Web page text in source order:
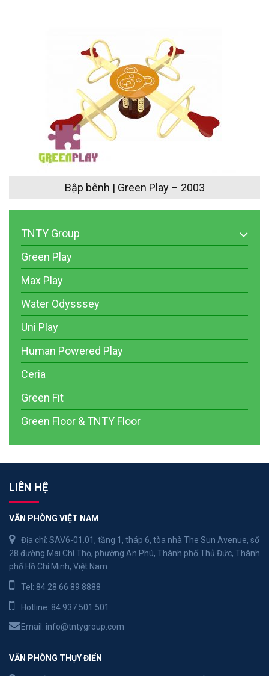
Bập bênh | Green Play – 2003
TNTY Group
Green Play
Max Play
Water Odysssey
Uni Play
Human Powered Play
Ceria
Green Fit
Green Floor & TNTY Floor
LIÊN HỆ
VĂN PHÒNG VIỆT NAM
Địa chỉ: SAV6-01.01, tầng 1, tháp 6, tòa nhà The Sun Avenue, số
28 đường Mai Chí Thọ, phường An Phú, Thành phố Thủ Đức, Thành
phố Hồ Chí Minh, Việt Nam
Tel: 84 28 66 89 8888
Hotline: 84 937 501 501
Email: info@tntygroup.com
VĂN PHÒNG THỤY ĐIỂN